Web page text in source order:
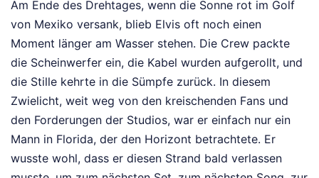
Am Ende des Drehtages, wenn die Sonne rot im Golf
von Mexiko versank, blieb Elvis oft noch einen
Moment länger am Wasser stehen. Die Crew packte
die Scheinwerfer ein, die Kabel wurden aufgerollt, und
die Stille kehrte in die Sümpfe zurück. In diesem
Zwielicht, weit weg von den kreischenden Fans und
den Forderungen der Studios, war er einfach nur ein
Mann in Florida, der den Horizont betrachtete. Er
wusste wohl, dass er diesen Strand bald verlassen